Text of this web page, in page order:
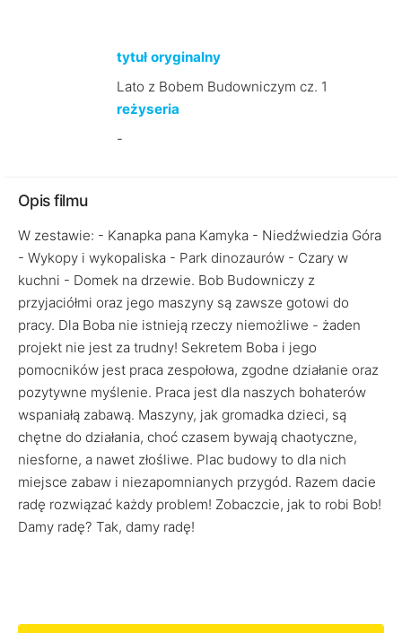
tytuł oryginalny
Lato z Bobem Budowniczym cz. 1
reżyseria
-
Opis filmu
W zestawie: - Kanapka pana Kamyka - Niedźwiedzia Góra
- Wykopy i wykopaliska - Park dinozaurów - Czary w
kuchni - Domek na drzewie. Bob Budowniczy z
przyjaciółmi oraz jego maszyny są zawsze gotowi do
pracy. Dla Boba nie istnieją rzeczy niemożliwe - żaden
projekt nie jest za trudny! Sekretem Boba i jego
pomocników jest praca zespołowa, zgodne działanie oraz
pozytywne myślenie. Praca jest dla naszych bohaterów
wspaniałą zabawą. Maszyny, jak gromadka dzieci, są
chętne do działania, choć czasem bywają chaotyczne,
niesforne, a nawet złośliwe. Plac budowy to dla nich
miejsce zabaw i niezapomnianych przygód. Razem dacie
radę rozwiązać każdy problem! Zobaczcie, jak to robi Bob!
Damy radę? Tak, damy radę!